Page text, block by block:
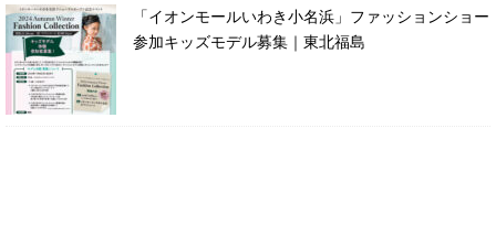
「イオンモールいわき小名浜」ファッションショー
参加キッズモデル募集｜東北福島